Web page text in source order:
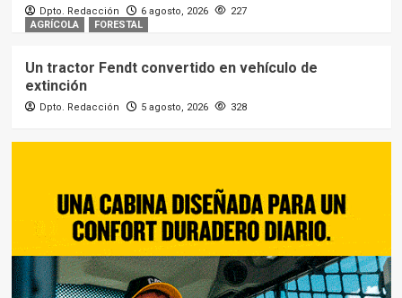
Dpto. Redacción 6 agosto, 2026
227
AGRÍCOLA
FORESTAL
Un tractor Fendt convertido en vehículo de
extinción
Dpto. Redacción 5 agosto, 2026 328